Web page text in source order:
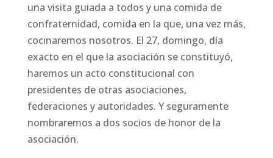
una visita guiada a todos y una comida de
confraternidad, comida en la que, una vez más,
cocinaremos nosotros. El 27, domingo, día
exacto en el que la asociación se constituyó,
haremos un acto constitucional con
presidentes de otras asociaciones,
federaciones y autoridades. Y seguramente
nombraremos a dos socios de honor de la
asociación.